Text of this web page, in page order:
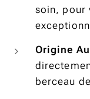
soin, pour
Origine
berceau